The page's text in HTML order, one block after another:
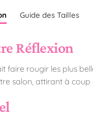
Guide des Tailles
Réflexion
rougir les plus
salon, attirant à